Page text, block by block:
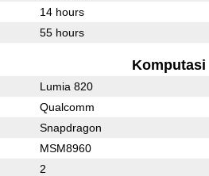
14 hours
55 hours
Komputasi
Lumia 820
Qualcomm
Snapdragon
MSM8960
2